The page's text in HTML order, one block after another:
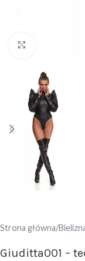
Strona główna
Giuditta001 –